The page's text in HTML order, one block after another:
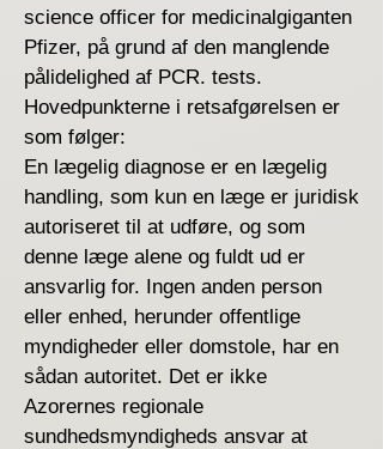
science officer for medicinalgiganten
Pfizer, på grund af den manglende
pålidelighed af PCR. tests.
Hovedpunkterne i retsafgørelsen er
som følger:
En lægelig diagnose er en lægelig
handling, som kun en læge er juridisk
autoriseret til at udføre, og som
denne læge alene og fuldt ud er
ansvarlig for. Ingen anden person
eller enhed, herunder offentlige
myndigheder eller domstole, har en
sådan autoritet. Det er ikke
Azorernes regionale
sundhedsmyndigheds ansvar at